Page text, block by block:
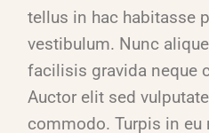
tellus in hac habitasse
vestibulum. Nunc
facilisis gravida neque
Auctor elit sed
commodo. Turpis in